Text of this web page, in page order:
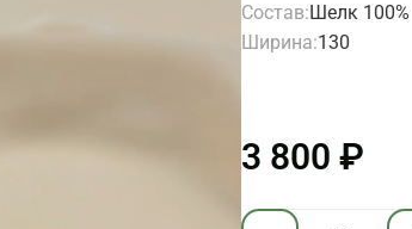
Состав:Шелк 100%
Ширина:130
3 800 ₽